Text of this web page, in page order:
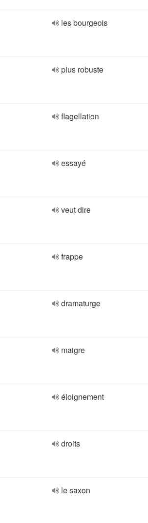
les bourgeois
plus robuste
flagellation
essayé
veut dire
frappe
dramaturge
maigre
éloignement
droits
le saxon